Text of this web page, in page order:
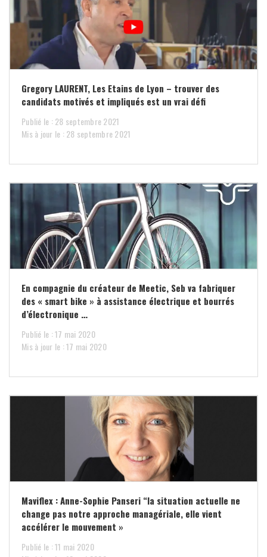
Gregory LAURENT, Les Etains de Lyon – trouver des
candidats motivés et impliqués est un vrai défi
Publié le : 28 septembre 2021
Mis à jour le : 28 septembre 2021
En compagnie du créateur de Meetic, Seb va fabriquer
des « smart bike » à assistance électrique et bourrés
d’électronique …
Publié le : 17 mai 2020
Mis à jour le : 17 mai 2020
Maviflex : Anne-Sophie Panseri “la situation actuelle ne
change pas notre approche managériale, elle vient
accélérer le mouvement »
Publié le : 11 mai 2020